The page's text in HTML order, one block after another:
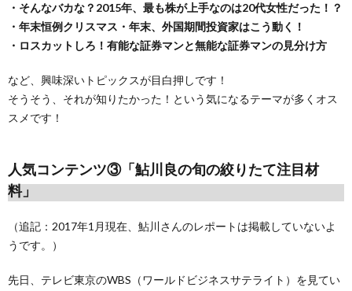
・そんなバカな？2015年、最も株が上手なのは20代女性だった！？
・年末恒例クリスマス・年末、外国期間投資家はこう動く！
・ロスカットしろ！有能な証券マンと無能な証券マンの見分け方
など、興味深いトピックスが目白押しです！
そうそう、それが知りたかった！という気になるテーマが多くオス
スメです！
人気コンテンツ③「鮎川良の旬の絞りたて注目材
料」
（追記：2017年1月現在、鮎川さんのレポートは掲載していないよ
うです。）
先日、テレビ東京のWBS（ワールドビジネスサテライト）を見てい